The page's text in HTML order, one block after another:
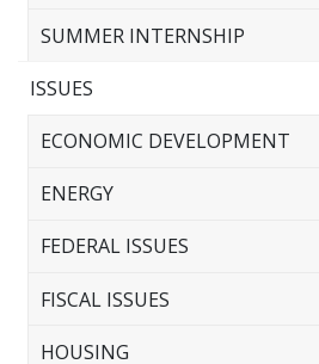
SUMMER INTERNSHIP
ISSUES
ECONOMIC DEVELOPMENT
ENERGY
FEDERAL ISSUES
FISCAL ISSUES
HOUSING